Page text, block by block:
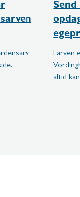
Send
Larven
altid